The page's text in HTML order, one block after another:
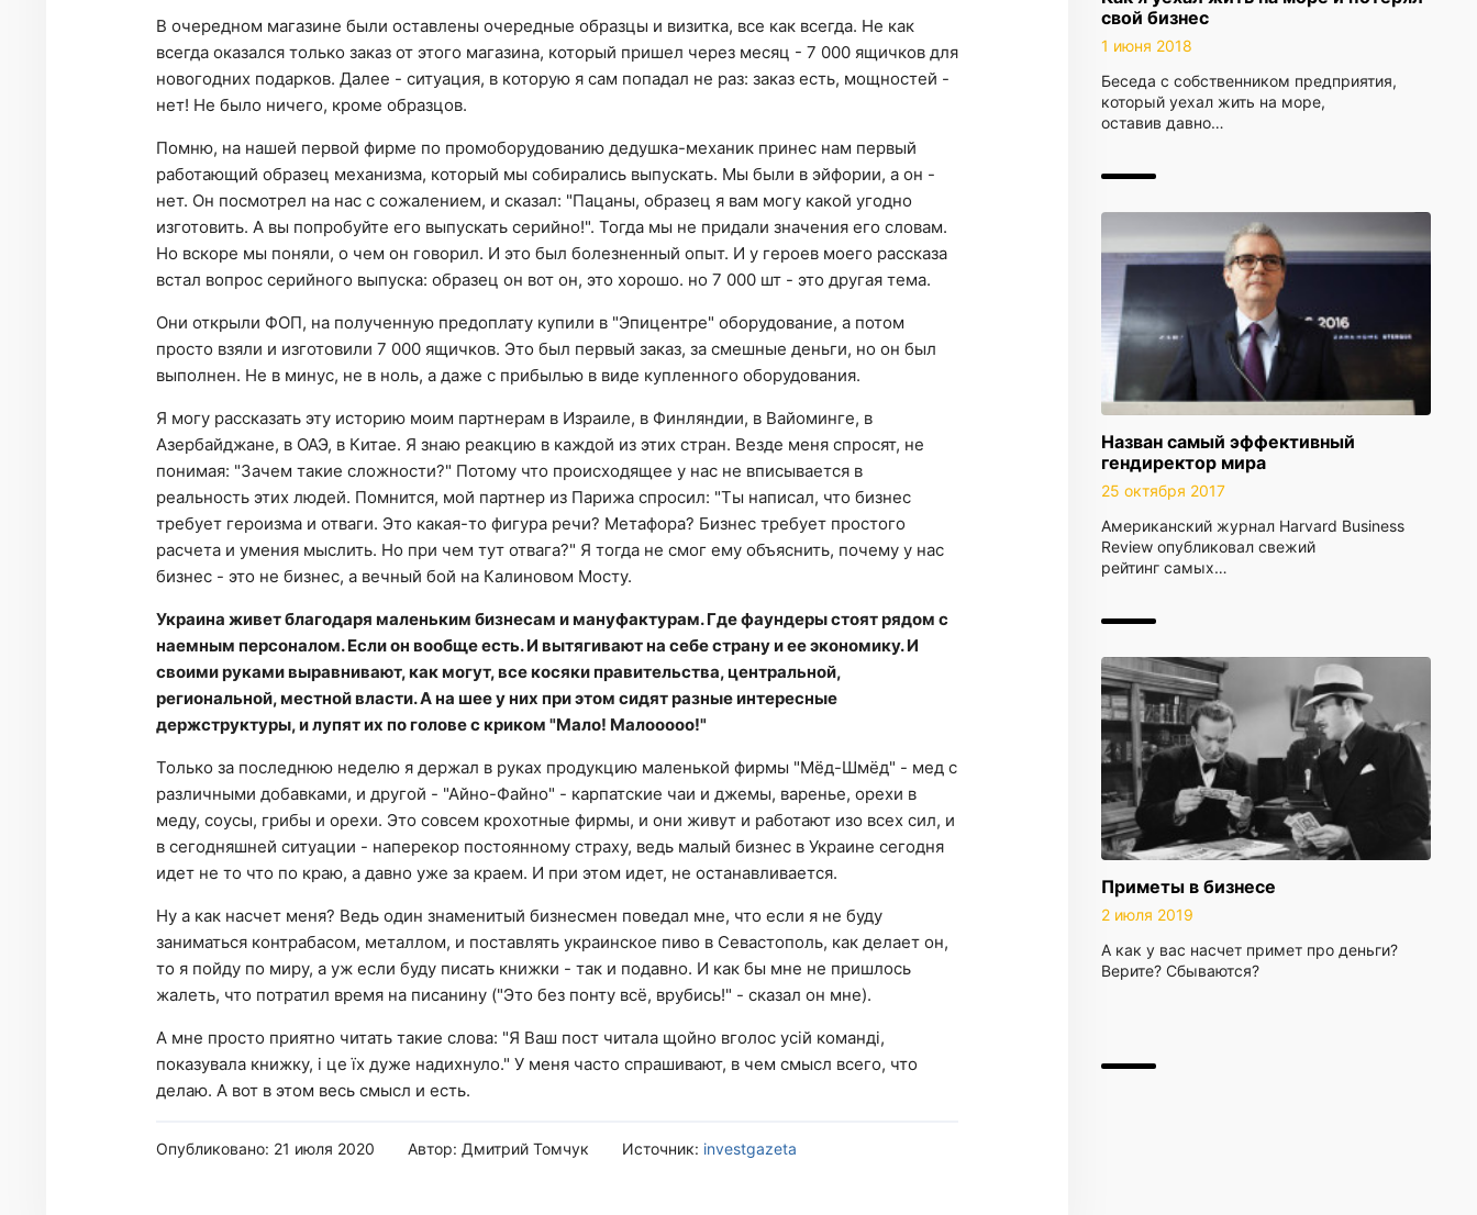
свой бизнес
1 июня 2018
Беседа с собственником предприятия,
который уехал жить на море,
оставив давно…
Назван самый эффективный
гендиректор мира
25 октября 2017
Американский журнал Harvard Business
Review опубликовал свежий
рейтинг самых…
Приметы в бизнесе
2 июля 2019
А как у вас насчет примет про деньги?
Верите? Сбываются?
В очередном магазине были оставлены очередные образцы и визитка, все как всегда. Не как
всегда оказался только заказ от этого магазина, который пришел через месяц - 7 000 ящичков для
новогодних подарков. Далее - ситуация, в которую я сам попадал не раз: заказ есть, мощностей -
нет! Не было ничего, кроме образцов.
Помню, на нашей первой фирме по промоборудованию дедушка-механик принес нам первый
работающий образец механизма, который мы собирались выпускать. Мы были в эйфории, а он -
нет. Он посмотрел на нас с сожалением, и сказал: "Пацаны, образец я вам могу какой угодно
изготовить. А вы попробуйте его выпускать серийно!". Тогда мы не придали значения его словам.
Но вскоре мы поняли, о чем он говорил. И это был болезненный опыт. И у героев моего рассказа
встал вопрос серийного выпуска: образец он вот он, это хорошо. но 7 000 шт - это другая тема.
Они открыли ФОП, на полученную предоплату купили в "Эпицентре" оборудование, а потом
просто взяли и изготовили 7 000 ящичков. Это был первый заказ, за смешные деньги, но он был
выполнен. Не в минус, не в ноль, а даже с прибылью в виде купленного оборудования.
Я могу рассказать эту историю моим партнерам в Израиле, в Финляндии, в Вайоминге, в
Азербайджане, в ОАЭ, в Китае. Я знаю реакцию в каждой из этих стран. Везде меня спросят, не
понимая: "Зачем такие сложности?" Потому что происходящее у нас не вписывается в
реальность этих людей. Помнится, мой партнер из Парижа спросил: "Ты написал, что бизнес
требует героизма и отваги. Это какая-то фигура речи? Метафора? Бизнес требует простого
расчета и умения мыслить. Но при чем тут отвага?" Я тогда не смог ему объяснить, почему у нас
бизнес - это не бизнес, а вечный бой на Калиновом Мосту.
Украина живет благодаря маленьким бизнесам и мануфактурам. Где фаундеры стоят рядом с
наемным персоналом. Если он вообще есть. И вытягивают на себе страну и ее экономику. И
своими руками выравнивают, как могут, все косяки правительства, центральной,
региональной, местной власти. А на шее у них при этом сидят разные интересные
держструктуры, и лупят их по голове с криком "Мало! Малооооо!"
Только за последнюю неделю я держал в руках продукцию маленькой фирмы "Мёд-Шмёд" - мед с
различными добавками, и другой - "Айно-Файно" - карпатские чаи и джемы, варенье, орехи в
меду, соусы, грибы и орехи. Это совсем крохотные фирмы, и они живут и работают изо всех сил, и
в сегодняшней ситуации - наперекор постоянному страху, ведь малый бизнес в Украине сегодня
идет не то что по краю, а давно уже за краем. И при этом идет, не останавливается.
Ну а как насчет меня? Ведь один знаменитый бизнесмен поведал мне, что если я не буду
заниматься контрабасом, металлом, и поставлять украинское пиво в Севастополь, как делает он,
то я пойду по миру, а уж если буду писать книжки - так и подавно. И как бы мне не пришлось
жалеть, что потратил время на писанину ("Это без понту всё, врубись!" - сказал он мне).
А мне просто приятно читать такие слова: "Я Ваш пост читала щойно вголос усій команді,
показувала книжку, і це їх дуже надихнуло." У меня часто спрашивают, в чем смысл всего, что
делаю. А вот в этом весь смысл и есть.
Опубликовано: 21 июля 2020 Автор: Дмитрий Томчук Источник: investgazeta